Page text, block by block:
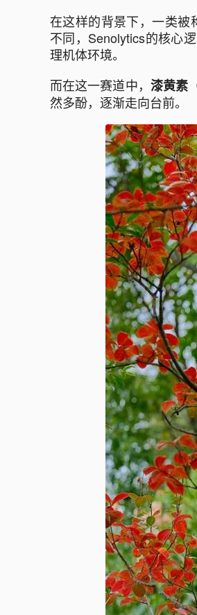
在这样的背景下，一类被
不同，Senolytics的核心
理机体环境。
而在这一赛道中， 漆黄素
然多酚，逐渐走向台前。